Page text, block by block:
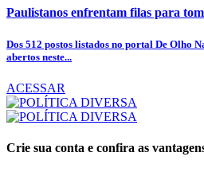
Paulistanos enfrentam filas para
Dos 512 postos listados no portal De Olho
abertos neste...
ACESSAR
Crie sua conta e confira as